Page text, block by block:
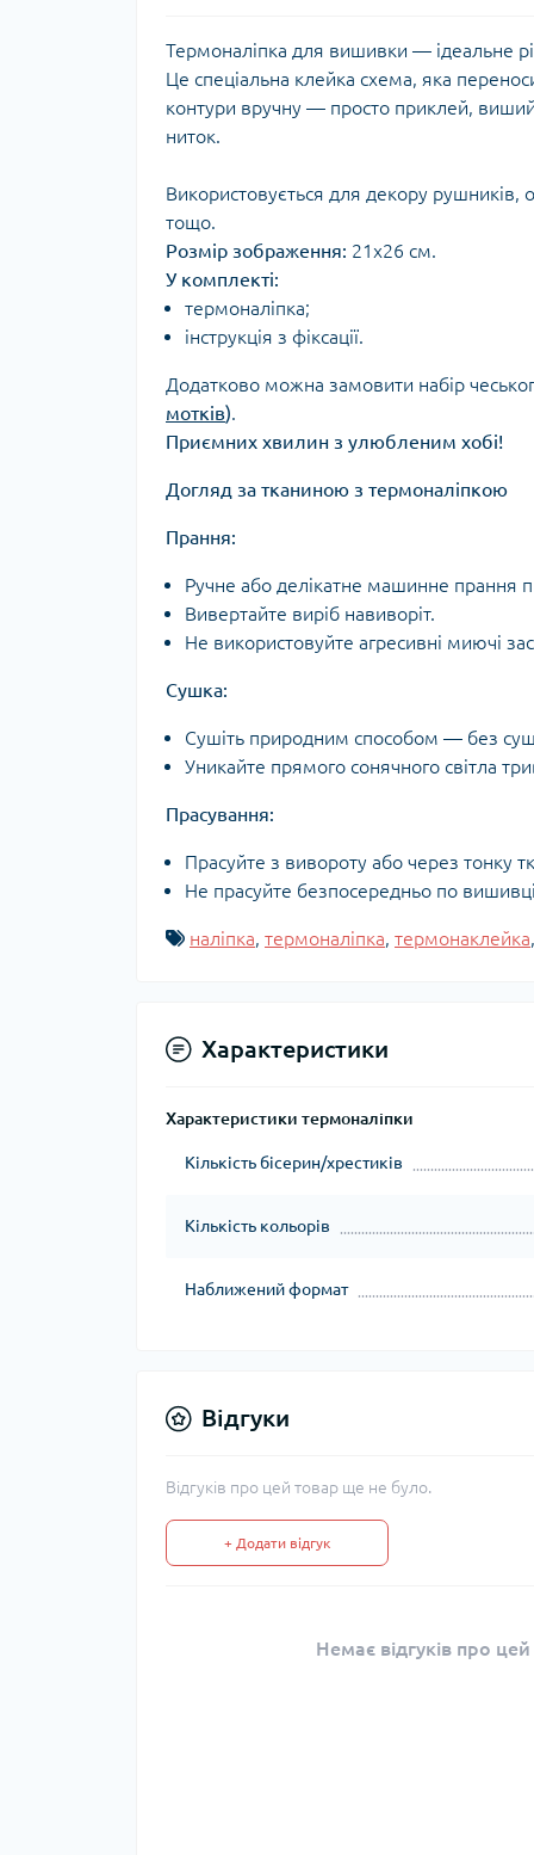
Термоналіпка для вишивки — ідеальне
Це спеціальна клейка схема, яка
контури вручну — просто приклей, виший
ниток.
Використовується для декору рушників,
тощо.
Розмір зображення: 21х26 см.
У комплекті:
термоналіпка;
інструкція з фіксації.
Додатково можна замовити набір
мотків).
Приємних хвилин з улюбленим хобі!
Догляд за тканиною з термоналіпкою
Прання:
Ручне або делікатне машинне прання
Вивертайте виріб навиворіт.
Не використовуйте агресивні миючі
Сушка:
Сушіть природним способом — без
Уникайте прямого сонячного світла
Прасування:
Прасуйте з вивороту або через тонку
Не прасуйте безпосередньо по
наліпка, термоналіпка, термонаклейка
Характеристики
Характеристики термоналіпки
Кількість бісерин/хрестиків
Кількість кольорів
Наближений формат
Відгуки
Відгуків про цей товар ще не було.
+ Додати відгук
Немає відгуків про